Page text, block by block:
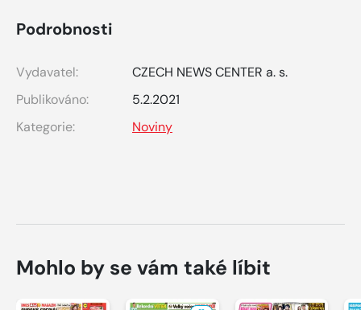
Podrobnosti
Vydavatel:
CZECH NEWS CENTER a. s.
Publikováno:
5.2.2021
Kategorie:
Noviny
Mohlo by se vám také líbit